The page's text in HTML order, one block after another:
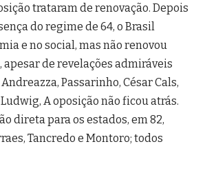
trataram de renovação. Depois
do regime de 64, o Brasil
e no social, mas não renovou
de revelações admiráveis
Passarinho, César Cals,
A oposição não ficou atrás.
direta para os estados, em 82,
Tancredo e Montoro; todos